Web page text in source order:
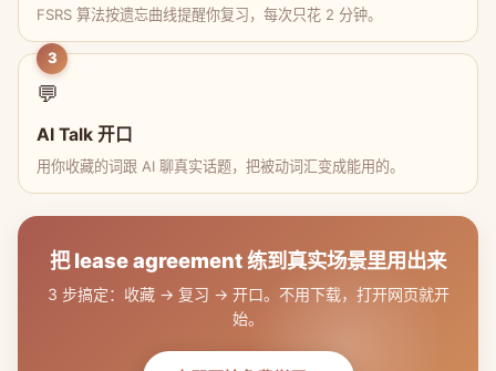
FSRS 算法按遗忘曲线提醒你复习，每次只花 2 分钟。
3
💬
AI Talk 开口
用你收藏的词跟 AI 聊真实话题，把被动词汇变成能用的。
把 lease agreement 练到真实场景里用出来
3 步搞定：收藏 → 复习 → 开口。不用下载，打开网页就开
始。